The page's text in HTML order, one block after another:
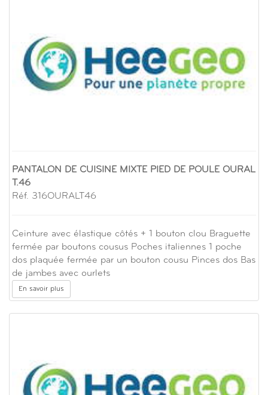
PANTALON DE CUISINE MIXTE PIED DE POULE OURAL
T.46
Réf. 316OURALT46
Ceinture avec élastique côtés + 1 bouton clou Braguette
fermée par boutons cousus Poches italiennes 1 poche
dos plaquée fermée par un bouton cousu Pinces dos Bas
de jambes avec ourlets
En savoir plus